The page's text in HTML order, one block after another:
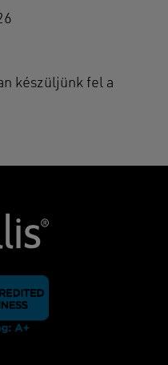
készüljünk fel a